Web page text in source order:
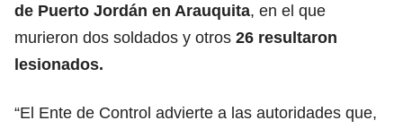
de Puerto Jordán en Arauquita, en el que
murieron dos soldados y otros 26 resultaron
lesionados.
“El Ente de Control advierte a las autoridades que,